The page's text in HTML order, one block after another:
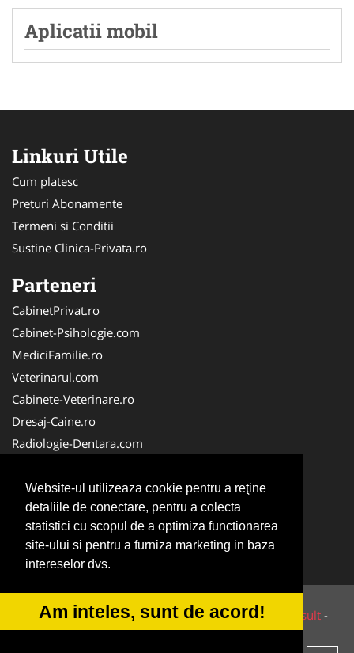
Website-ul utilizeaza cookie pentru a reţine
detaliile de conectare, pentru a colecta
statistici cu scopul de a optimiza functionarea
site-ului si pentru a furniza marketing in baza
intereselor dvs.
Am inteles, sunt de acord!
Aplicatii mobil
Linkuri Utile
Cum platesc
Preturi Abonamente
Termeni si Conditii
Sustine Clinica-Privata.ro
Parteneri
CabinetPrivat.ro
Cabinet-Psihologie.com
MediciFamilie.ro
Veterinarul.com
Cabinete-Veterinare.ro
Dresaj-Caine.ro
Radiologie-Dentara.com
Cabinet-Individual.ro
Medic-Bun.com
Oftalmologul.ro
Stomatologul.com
© 2014-2026 Powered byVilonMedia&Tokaido Consult -
ANPC SOL